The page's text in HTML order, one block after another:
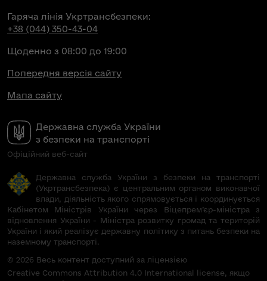
Державна служба України
з безпеки на транспорті
Офіційний веб-сайт
Гаряча лінія Укртрансбезпеки:
+38 (044) 350-43-04
Щоденно з 08:00 до 19:00
Попередня версія сайту
Мапа сайту
Державна служба України з безпеки на транспорті
(Укртрансбезпека) є центральним органом виконавчої
влади, діяльність якого спрямовується і координується
Кабінетом Міністрів України через Віцепрем’єр-міністра з
відновлення України - Міністра розвитку громад та територій
України і який реалізує державну політику з питань безпеки на
наземному транспорті.
© 2026 Весь контент доступний за ліцензією
Creative Commons Attribution 4.0 International license, якщо